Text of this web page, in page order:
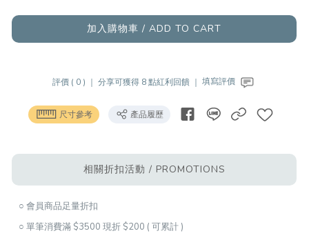
加入購物車 / ADD TO CART
評價 ( 0 ) ｜ 分享可獲得 8 點紅利回饋 ｜ 填寫評價
尺寸參考 產品履歷
相關折扣活動 / PROMOTIONS
○ 會員商品足量折扣
○ 單筆消費滿 $3500 現折 $200 ( 可累計 )